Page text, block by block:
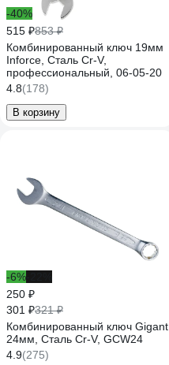
-40%
515 ₽853 ₽
Комбинированный ключ 19мм
Inforce, Сталь Cr-V,
профессиональный, 06-05-20
4.8(178)
В корзину
-6%
250 ₽
301 ₽321 ₽
Комбинированный ключ Gigant
24мм, Сталь Cr-V, GCW24
4.9(275)